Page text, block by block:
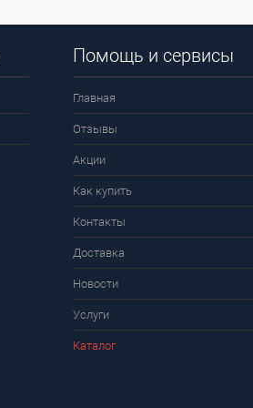
Помощь и сервисы
Главная
Отзывы
Акции
Как купить
Контакты
Доставка
Новости
Услуги
Каталог